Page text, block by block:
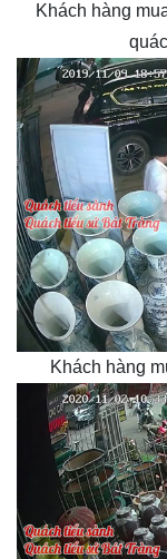
Khách hàng
Khách hàng